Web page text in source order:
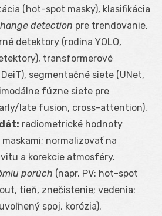
(hot-spot masky), klasifikácia
detection pre trendovanie.
detektory (rodina YOLO,
transformerové
segmentačné siete (UNet,
fúzne siete pre
late fusion, cross-attention).
radiometrické hodnoty
normalizovať na
a korekcie atmosféry.
porúch (napr. PV: hot-spot
tieň, znečistenie; vedenia:
spoj, korózia).